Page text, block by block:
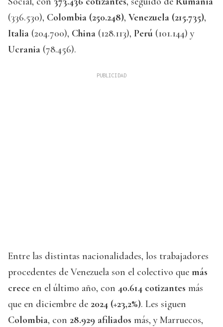
(336.530), Colombia (250.248), Venezuela (215.735),
Italia (204.700), China (128.113), Perú (101.144) y
Ucrania (78.456).
Entre las distintas nacionalidades, los trabajadores
procedentes de Venezuela son el colectivo que más
crece en el último año, con 40.614 cotizantes más
que en diciembre de 2024 (+23,2%). Les siguen
Colombia, con 28.929 afiliados más, y Marruecos,